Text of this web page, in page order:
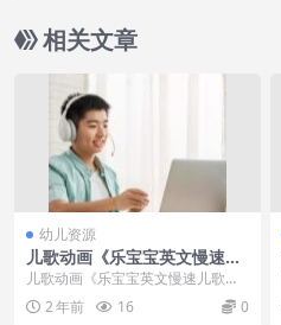
相关文章
幼儿资源
儿歌动画《乐宝宝英文慢速儿
歌》英文版全158集下载
儿歌动画《乐宝宝英文慢速儿歌》
英文版全158集下载内容简介：乐
宝宝英语儿歌是当今...
2 年前 16 0